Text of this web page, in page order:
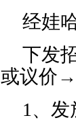
经娃
下发
或议价→
1、